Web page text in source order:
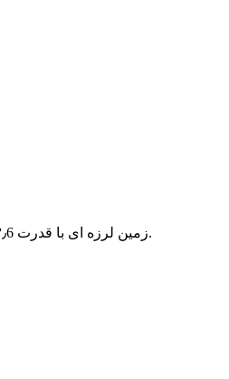
زمین لرزه ای با قدرت ۳٫6 ریشتر، صبح امروز، در ساعت ’9:4۸ گرجستان را لرزاند. مرکز لرزه نگاری، کانون این زمین لرزه را 89 کیلومتری شهر ‘گوری’ واقع در مرکز گرجستان اعلام کرده است.